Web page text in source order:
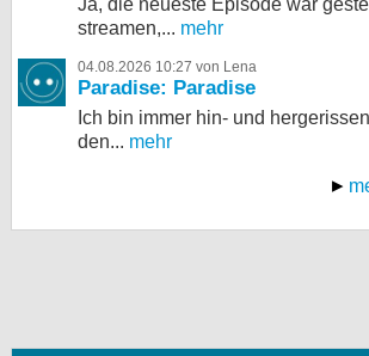
streamen,... mehr
04.08.2026 10:27 von Lena
Paradise: Paradise
Ich bin immer hin- und
den... mehr